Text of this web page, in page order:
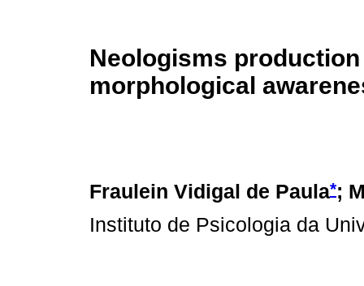
Neologisms
morphological
Fraulein Vidigal de Paula*;
Instituto de Psicologia da